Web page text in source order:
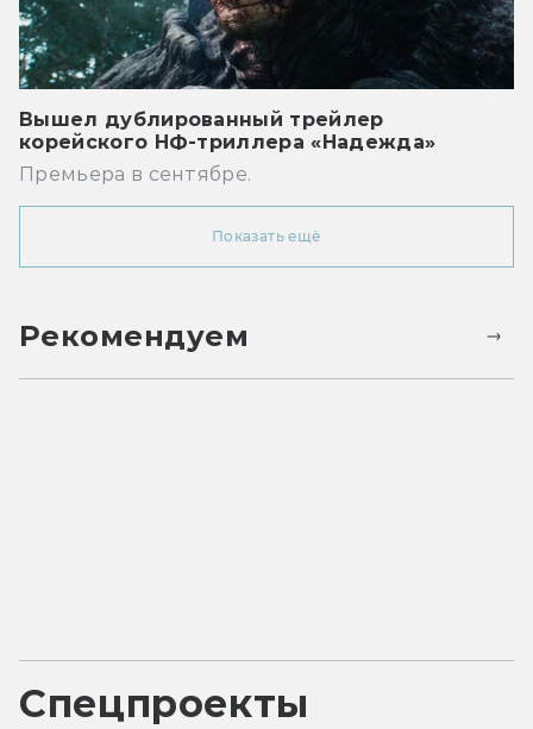
Вышел дублированный трейлер
корейского НФ-триллера «Надежда»
Премьера в сентябре.
Показать ещё
Рекомендуем
Спецпроекты